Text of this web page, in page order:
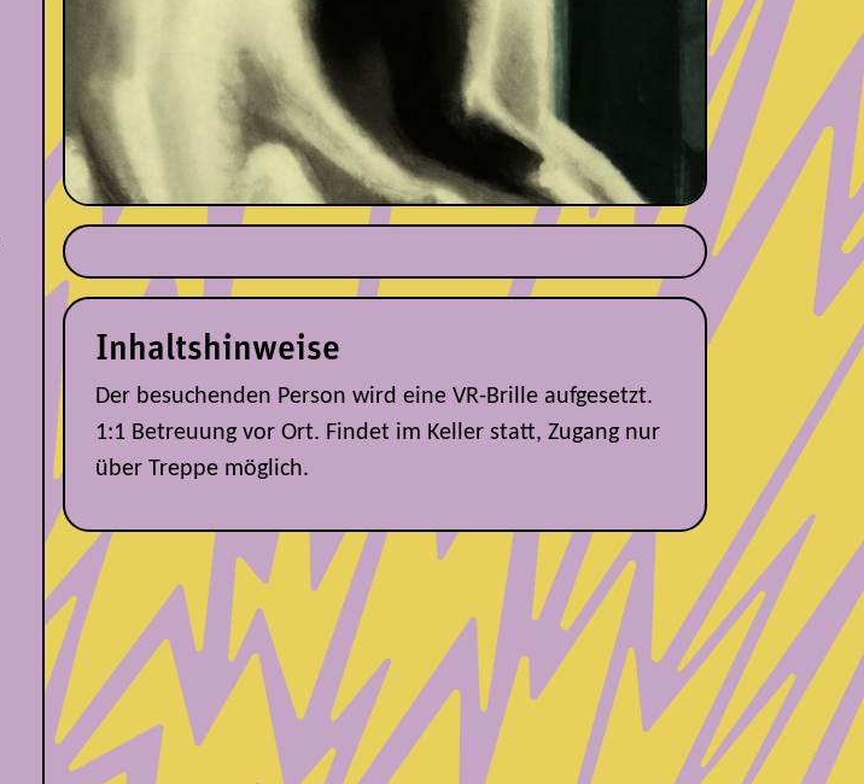
Inhaltshinweise
Der besuchenden Person wird eine VR-Brille aufgesetzt.
1:1 Betreuung vor Ort. Findet im Keller statt, Zugang nur
über Treppe möglich.